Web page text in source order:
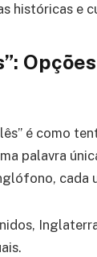
históricas e
é como
palavra
cada